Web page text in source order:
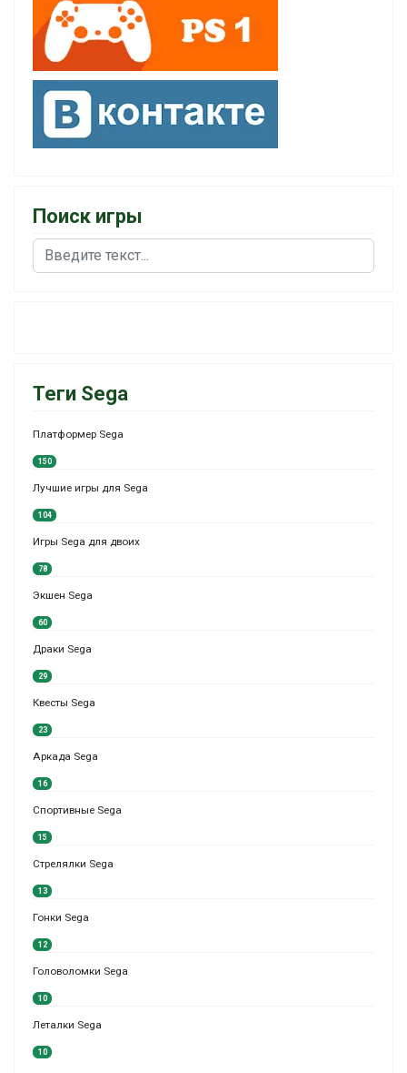
Поиск игры
Поиск
Теги Sega
Платформер Sega
150
Лучшие игры для Sega
104
Игры Sega для двоих
78
Экшен Sega
60
Драки Sega
29
Квесты Sega
23
Аркада Sega
16
Спортивные Sega
15
Стрелялки Sega
13
Гонки Sega
12
Головоломки Sega
10
Леталки Sega
10